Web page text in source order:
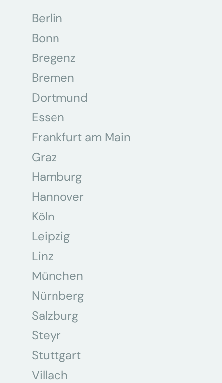
Berlin
Bonn
Bregenz
Bremen
Dortmund
Essen
Frankfurt am Main
Graz
Hamburg
Hannover
Köln
Leipzig
Linz
München
Nürnberg
Salzburg
Steyr
Stuttgart
Villach